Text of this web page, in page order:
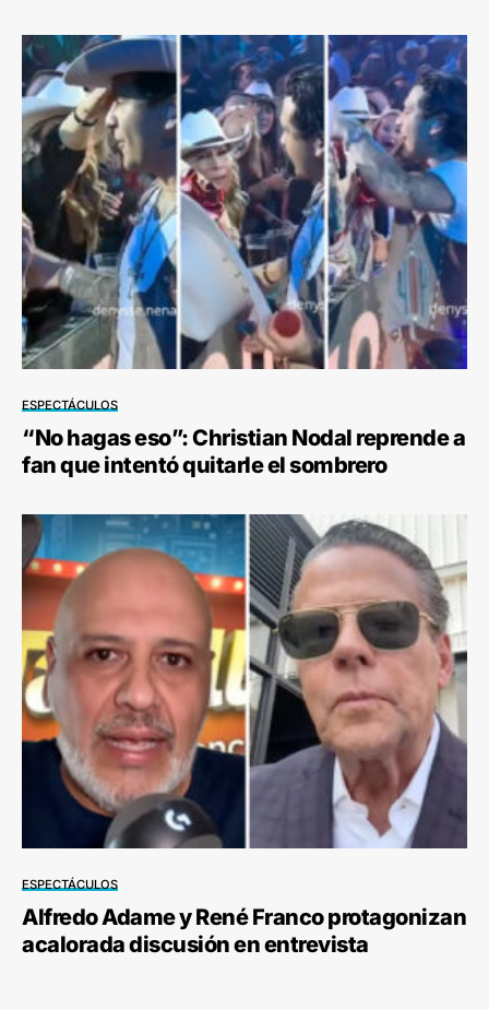
ESPECTÁCULOS
“No hagas eso”: Christian Nodal reprende a
fan que intentó quitarle el sombrero
ESPECTÁCULOS
Alfredo Adame y René Franco protagonizan
acalorada discusión en entrevista